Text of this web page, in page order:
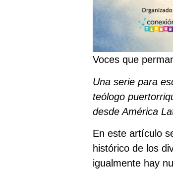
Voces que
Una serie para
teólogo
desde América
En este artículo
histórico de los
igualmente hay